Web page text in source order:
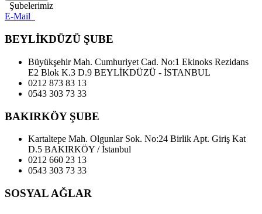
Şubelerimiz
E-Mail
BEYLİKDÜZÜ ŞUBE
Büyükşehir Mah. Cumhuriyet Cad. No:1 Ekinoks Rezidans
E2 Blok K.3 D.9 BEYLİKDÜZÜ - İSTANBUL
0212 873 83 13
0543 303 73 33
BAKIRKÖY ŞUBE
Kartaltepe Mah. Olgunlar Sok. No:24 Birlik Apt. Giriş Kat
D.5 BAKIRKÖY / İstanbul
0212 660 23 13
0543 303 73 33
SOSYAL AĞLAR